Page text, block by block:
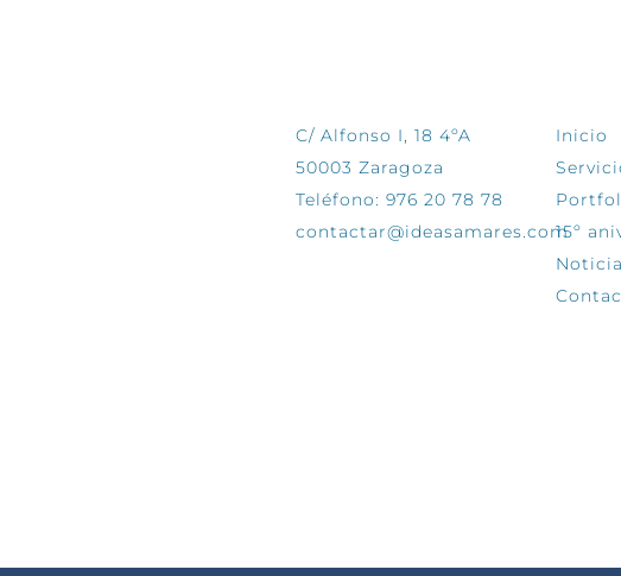
C/ Alfonso I, 18 4ºA
50003 Zaragoza
Teléfono: 976 20 78 78
contactar@ideasamares.com
Inicio
15º